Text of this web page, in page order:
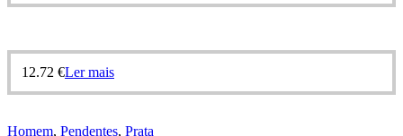
12.72 €Ler mais
Homem, Pendentes, Prata